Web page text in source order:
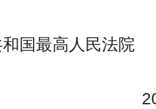
国最高人民法院